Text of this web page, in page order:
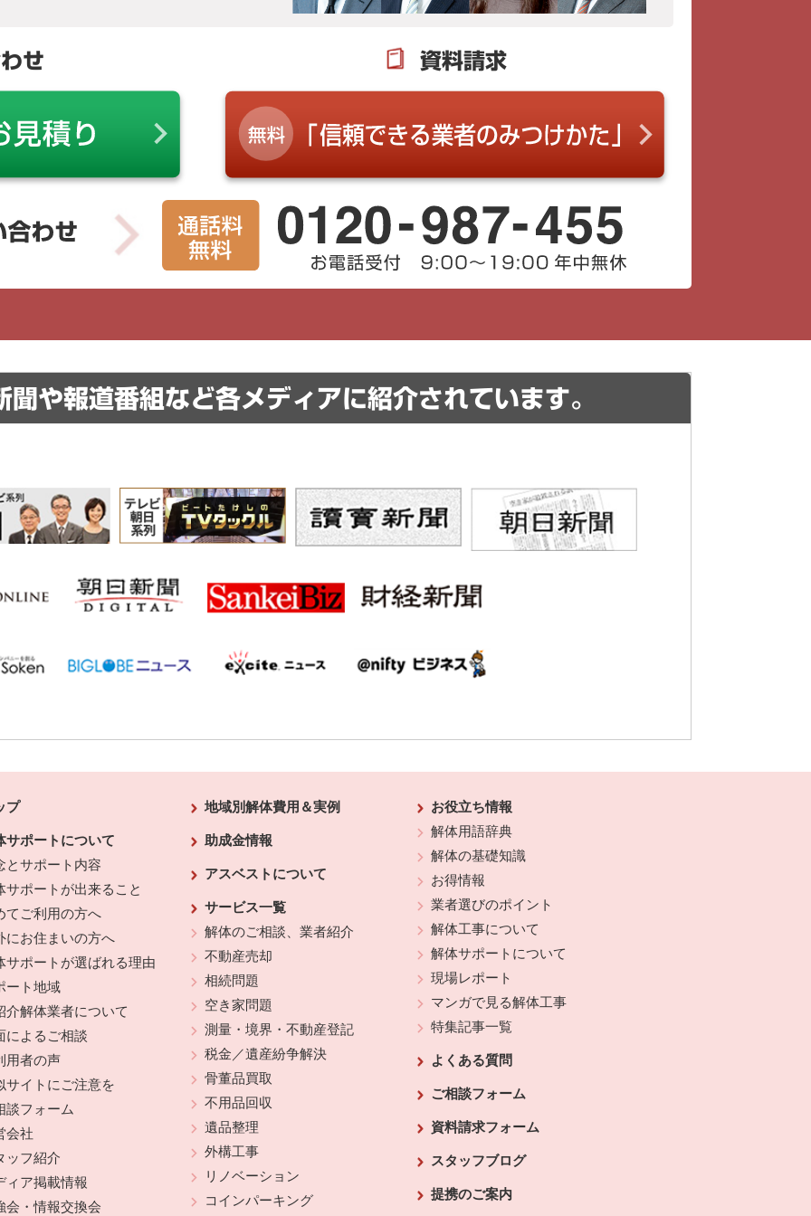
せ 資料請求
聞や報道番組など各メディアに紹介されています。
プ
サポートについて
とサポート内容
サポートが出来ること
てご利用の方へ
にお住まいの方へ
サポートが選ばれる理由
ート地域
介解体業者について
によるご相談
用者の声
サイトにご注意を
談フォーム
会社
ッフ紹介
ィア掲載情報
会・情報交換会
地域別解体費用＆実例
助成金情報
アスベストについて
サービス一覧
解体のご相談、業者紹介
不動産売却
相続問題
空き家問題
測量・境界・不動産登記
税金／遺産紛争解決
骨董品買取
不用品回収
遺品整理
外構工事
リノベーション
コインパーキング
お役立ち情報
解体用語辞典
解体の基礎知識
お得情報
業者選びのポイント
解体工事について
解体サポートについて
現場レポート
マンガで見る解体工事
特集記事一覧
よくある質問
ご相談フォーム
資料請求フォーム
スタッフブログ
提携のご案内